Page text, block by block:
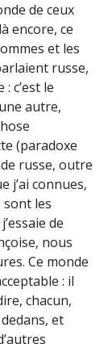
de ceux
encore, ce
et les
russe,
c’est le
autre,
(paradoxe
russe, outre
j’ai connues,
sont les
de
nous
Ce monde
: il
chacun,
et